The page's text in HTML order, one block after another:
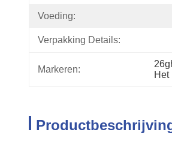
Voeding:
Verpakking Details:
Markeren:
Het